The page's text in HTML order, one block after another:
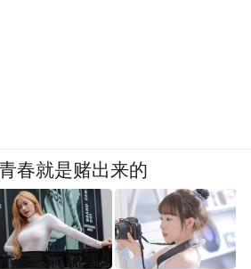
春就是赌出来的